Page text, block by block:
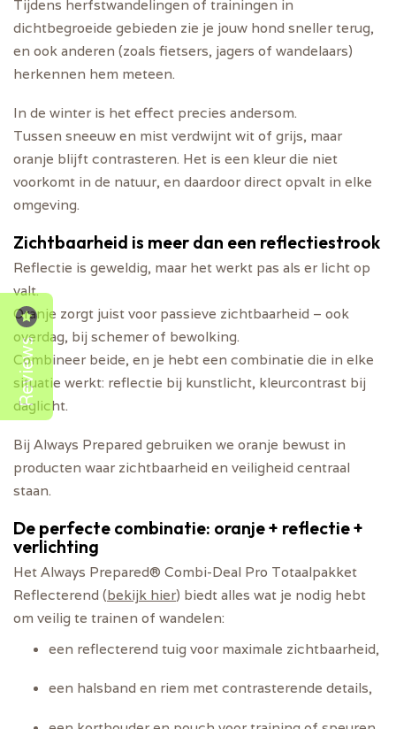
Tijdens herfstwandelingen of trainingen in
dichtbegroeide gebieden zie je jouw hond sneller terug,
en ook anderen (zoals fietsers, jagers of wandelaars)
herkennen hem meteen.
In de winter is het effect precies andersom.
Tussen sneeuw en mist verdwijnt wit of grijs, maar
oranje blijft contrasteren. Het is een kleur die niet
voorkomt in de natuur, en daardoor direct opvalt in elke
omgeving.
Zichtbaarheid is meer dan een reflectiestrook
Reflectie is geweldig, maar het werkt pas als er licht op
valt.
Oranje zorgt juist voor passieve zichtbaarheid – ook
overdag, bij schemer of bewolking.
Combineer beide, en je hebt een combinatie die in elke
situatie werkt: reflectie bij kunstlicht, kleurcontrast bij
daglicht.
Bij Always Prepared gebruiken we oranje bewust in
producten waar zichtbaarheid en veiligheid centraal
staan.
De perfecte combinatie: oranje + reflectie +
verlichting
Het Always Prepared® Combi-Deal Pro Totaalpakket
Reflecterend (bekijk hier) biedt alles wat je nodig hebt
om veilig te trainen of wandelen:
een reflecterend tuig voor maximale zichtbaarheid,
een halsband en riem met contrasterende details,
Reviews